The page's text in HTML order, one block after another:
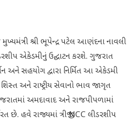
શ્રી ભૂપેન્દ્ર પટેલ આણંદના નાવલી
એકેડમીનું ઉદ્ઘાટન કરશે. ગુજરાત
અને સહયોગ દ્વારા નિર્મિત આ એકેડમી
અને રાષ્ટ્રીય સેવાનો ભાવ જાગૃત
અમદાવાદ અને રાજપીપળામાં
છે. હવે રાજ્યમાં ત્રીજી NCC લીડરશીપ